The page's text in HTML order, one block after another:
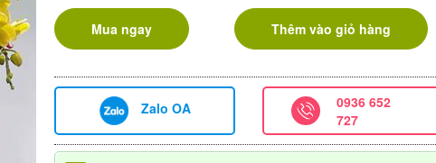
Mua ngay Thêm vào giỏ hàng
Zalo OA
0936 652
727